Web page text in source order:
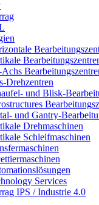
Achs
Drehzentren
und Blisk-
und Gantry-
Drehmaschinen
Schleifmaschinen
Services
IPS / Industrie 4.0